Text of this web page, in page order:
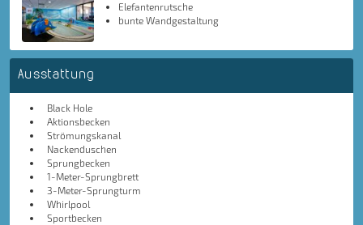
Elefantenrutsche
bunte Wandgestaltung
Ausstattung
Black Hole
Aktionsbecken
Strömungskanal
Nackenduschen
Sprungbecken
1-Meter-Sprungbrett
3-Meter-Sprungturm
Whirlpool
Sportbecken